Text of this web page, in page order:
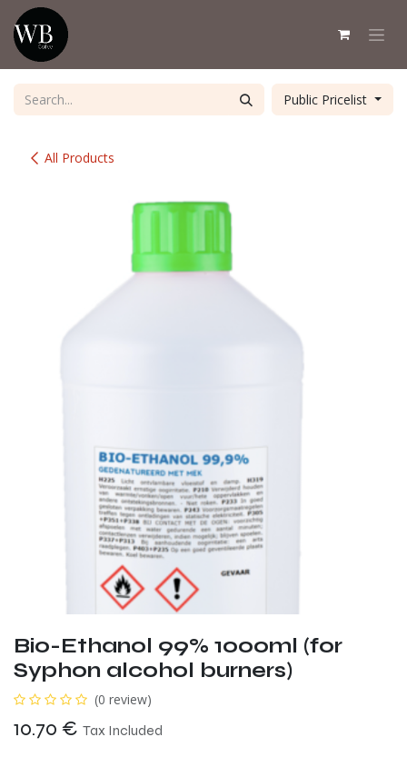
Skip to Content
All Products
Public Pricelist
Bio-Ethanol 99% 1000ml (for
Syphon alcohol burners)
(0 review)
10.70 € Tax Included